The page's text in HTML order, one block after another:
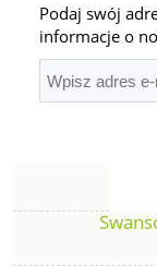
Podaj swój
informacje o